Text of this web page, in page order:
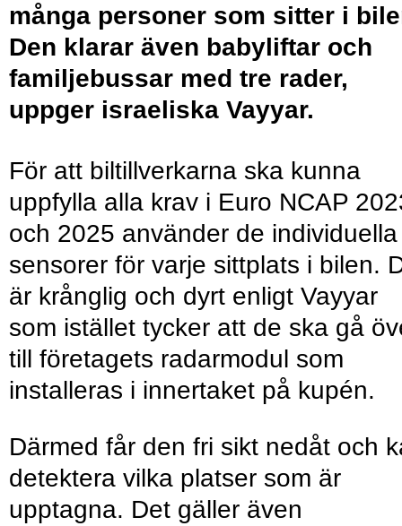
många personer som sitter i
Den klarar även babyliftar och
familjebussar med tre rader,
uppger israeliska Vayyar.
För att biltillverkarna ska kunna
uppfylla alla krav i Euro NCAP
och 2025 använder de individuella
sensorer för varje sittplats i bilen.
är krånglig och dyrt enligt Vayyar
som istället tycker att de ska gå
till företagets radarmodul som
installeras i innertaket på kupén.
Därmed får den fri sikt nedåt och
detektera vilka platser som är
upptagna. Det gäller även